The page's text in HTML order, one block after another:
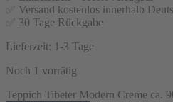
✅ Versand kostenlos innerhalb
✅ 30 Tage Rückgabe
Lieferzeit: 1-3 Tage
Noch 1 vorrätig
Teppich Tibeter Modern Creme ca.